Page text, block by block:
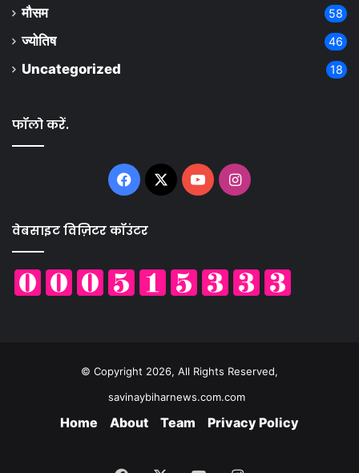
मौसम 58
ज्योतिष 46
Uncategorized 18
फॉलो करें.
Facebook
X YouTubeInstagram
वेबसाइट विज़िटर कॉउंटर
© Copyright 2026, All Rights Reserved,
savinaybiharnews.com.com
Home About Team Privacy Policy